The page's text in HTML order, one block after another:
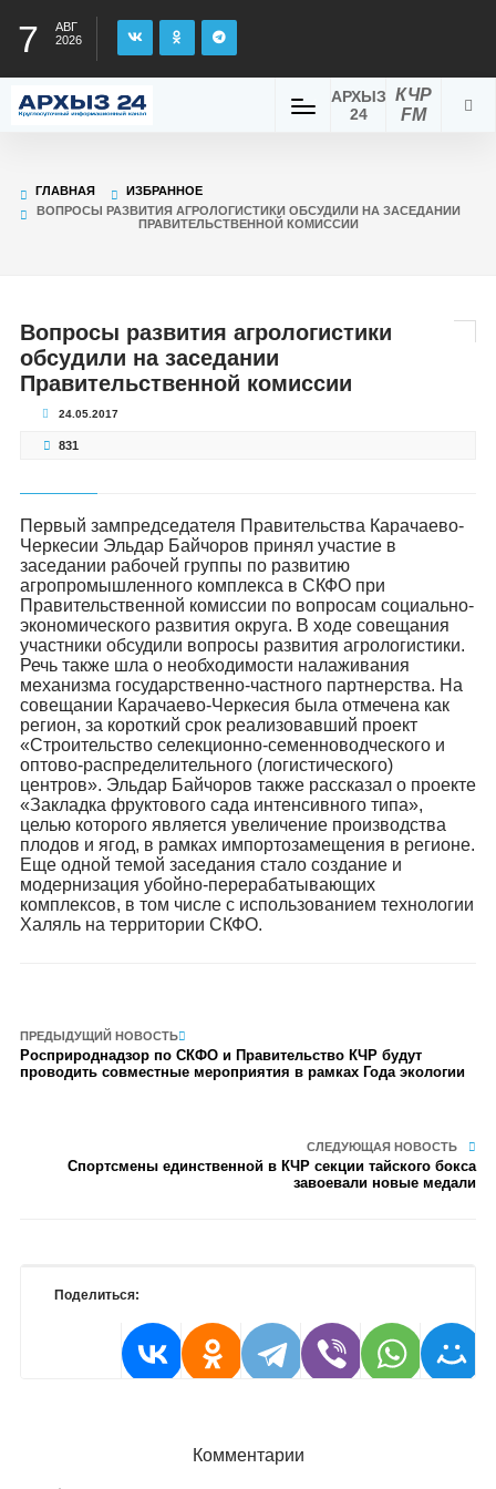
7
АВГ
2026
КЧР
FM
АРХЫЗ
24
ГЛАВНАЯ
ИЗБРАННОЕ
ВОПРОСЫ РАЗВИТИЯ АГРОЛОГИСТИКИ ОБСУДИЛИ НА ЗАСЕДАНИИ
ПРАВИТЕЛЬСТВЕННОЙ КОМИССИИ
Вопросы развития агрологистики
обсудили на заседании
Правительственной комиссии
24.05.2017
831
Первый зампредседателя Правительства Карачаево-
Черкесии Эльдар Байчоров принял участие в
заседании рабочей группы по развитию
агропромышленного комплекса в СКФО при
Правительственной комиссии по вопросам социально-
экономического развития округа. В ходе совещания
участники обсудили вопросы развития агрологистики.
Речь также шла о необходимости налаживания
механизма государственно-частного партнерства. На
совещании Карачаево-Черкесия была отмечена как
регион, за короткий срок реализовавший проект
«Строительство селекционно-семенноводческого и
оптово-распределительного (логистического)
центров». Эльдар Байчоров также рассказал о проекте
«Закладка фруктового сада интенсивного типа»,
целью которого является увеличение производства
плодов и ягод, в рамках импортозамещения в регионе.
Еще одной темой заседания стало создание и
модернизация убойно-перерабатывающих
комплексов, в том числе с использованием технологии
Халяль на территории СКФО.
ПРЕДЫДУЩИЙ НОВОСТЬ
Росприроднадзор по СКФО и Правительство КЧР будут
проводить совместные мероприятия в рамках Года экологии
СЛЕДУЮЩАЯ НОВОСТЬ
Спортсмены единственной в КЧР секции тайского бокса
завоевали новые медали
Поделиться:
Комментарии